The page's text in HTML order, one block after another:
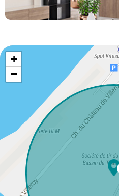
+
−